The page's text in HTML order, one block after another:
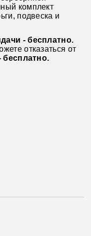
комплект
подвеска и
- бесплатно.
отказаться от
бесплатно.